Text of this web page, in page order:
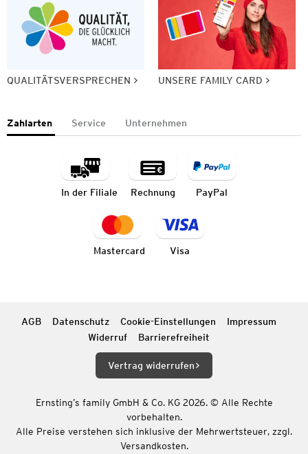
QUALITÄTSVERSPRECHEN UNSERE FAMILY CARD
Zahlarten Service Unternehmen
In der Filiale Rechnung PayPal
Mastercard Visa
AGB Datenschutz Cookie-Einstellungen
Impressum
Widerruf
Barrierefreiheit
Vertrag widerrufen
Ernsting’s family GmbH & Co. KG 2026. © Alle Rechte
vorbehalten.
Alle Preise verstehen sich inklusive der Mehrwertsteuer, zzgl.
Versandkosten.